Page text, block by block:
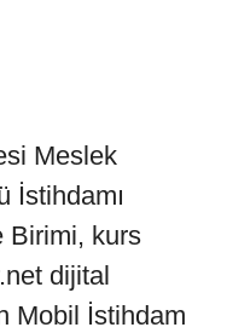
Meslek
İstihdamı
Birimi, kurs
dijital
Mobil İstihdam